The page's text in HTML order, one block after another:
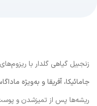
زنجبیل گیاهی گلدار با
جامائیکا، آفریقا و به‌ویژه
ریشه‌ها پس از تمیزشدن و